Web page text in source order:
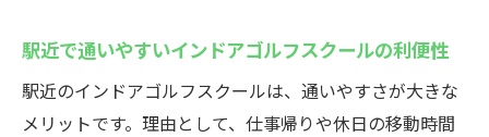
駅近で通いやすいインドアゴルフスクールの利便性
駅近のインドアゴルフスクールは、通いやすさが大きな
メリットです。理由として、仕事帰りや休日の移動時間